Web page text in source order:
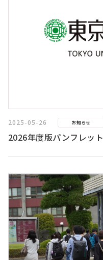
2025-05-26 お知らせ
2026年度版パンフレッ